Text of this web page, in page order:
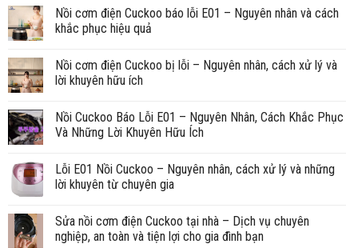
Nồi cơm điện Cuckoo báo lỗi E01 – Nguyên nhân và cách
khắc phục hiệu quả
Nồi cơm điện Cuckoo bị lỗi – Nguyên nhân, cách xử lý và
lời khuyên hữu ích
Nồi Cuckoo Báo Lỗi E01 – Nguyên Nhân, Cách Khắc Phục
Và Những Lời Khuyên Hữu Ích
Lỗi E01 Nồi Cuckoo – Nguyên nhân, cách xử lý và những
lời khuyên từ chuyên gia
Sửa nồi cơm điện Cuckoo tại nhà – Dịch vụ chuyên
nghiệp, an toàn và tiện lợi cho gia đình bạn